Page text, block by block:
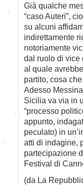
Già qualche
“caso Auteri”,
su alcuni
indirettamente
notoriamente
dal ruolo di vice
al quale
partito, cosa
Adesso
Sicilia va via in
“processo
appunto,
peculato) in
atti di indagine,
partecipazione
Festival di
(da La